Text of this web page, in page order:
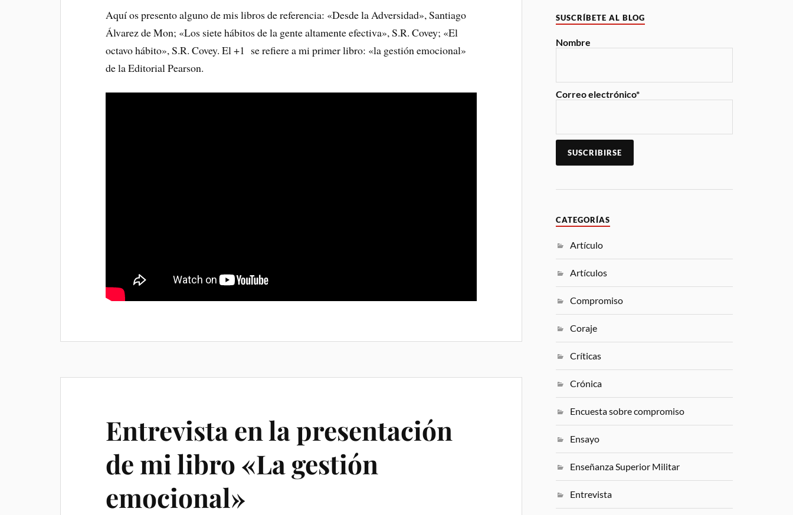
Aquí os presento alguno de mis libros de referencia: «Desde la Adversidad», Santiago
Álvarez de Mon; «Los siete hábitos de la gente altamente efectiva», S.R. Covey; «El
octavo hábito», S.R. Covey. El +1 se refiere a mi primer libro: «la gestión emocional»
de la Editorial Pearson.
Entrevista en la presentación
de mi libro «La gestión
emocional»
SUSCRÍBETE AL BLOG
Nombre
Correo electrónico*
CATEGORÍAS
Artículo
Artículos
Compromiso
Coraje
Críticas
Crónica
Encuesta sobre compromiso
Ensayo
Enseñanza Superior Militar
Entrevista